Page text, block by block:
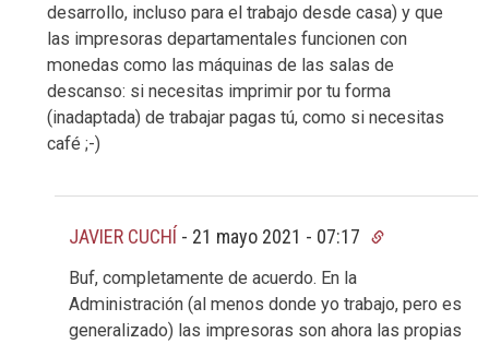
desarrollo, incluso para el trabajo desde casa) y que
las impresoras departamentales funcionen con
monedas como las máquinas de las salas de
descanso: si necesitas imprimir por tu forma
(inadaptada) de trabajar pagas tú, como si necesitas
café ;-)
JAVIER CUCHÍ - 21 mayo 2021 - 07:17
Buf, completamente de acuerdo. En la
Administración (al menos donde yo trabajo, pero es
generalizado) las impresoras son ahora las propias